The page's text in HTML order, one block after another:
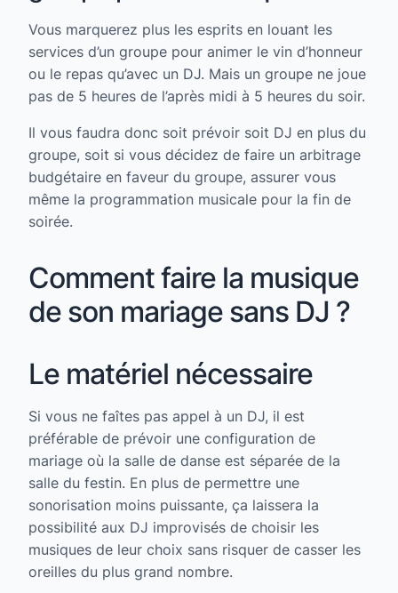
Vous marquerez plus les esprits en louant les
services d’un groupe pour animer le vin d’honneur
ou le repas qu’avec un DJ. Mais un groupe ne joue
pas de 5 heures de l’après midi à 5 heures du soir.
Il vous faudra donc soit prévoir soit DJ en plus du
groupe, soit si vous décidez de faire un arbitrage
budgétaire en faveur du groupe, assurer vous
même la programmation musicale pour la fin de
soirée.
Comment faire la musique
de son mariage sans DJ ?
Le matériel nécessaire
Si vous ne faîtes pas appel à un DJ, il est
préférable de prévoir une configuration de
mariage où la salle de danse est séparée de la
salle du festin. En plus de permettre une
sonorisation moins puissante, ça laissera la
possibilité aux DJ improvisés de choisir les
musiques de leur choix sans risquer de casser les
oreilles du plus grand nombre.